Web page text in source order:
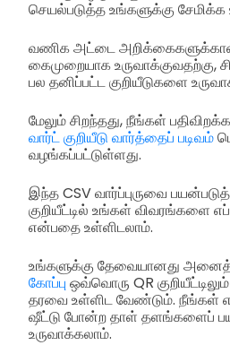
செயல்படுத்த உங்களுக்கு
வணிக அட்டை
கைமுறையாக உருவாக்குவதற்கு,
பல தனிப்பட்ட குறியீடுகளை
மேலும் சிறந்தது, நீங்கள்
வார்ட் குறியீடு வார்த்தைப் படிவம்
வழங்கப்பட்டுள்ளது.
இந்த CSV வார்ப்புருவை
குறியீட்டில் உங்கள் விவரங்களை
என்பதை உள்ளிடலாம்.
உங்களுக்கு தேவையானது
கோப்பு ஒவ்வொரு QR
தரவை உள்ளிட வேண்டும். நீங்கள்
ஷீட்டு போன்ற தாள் தளங்களைப்
உருவாக்கலாம்.